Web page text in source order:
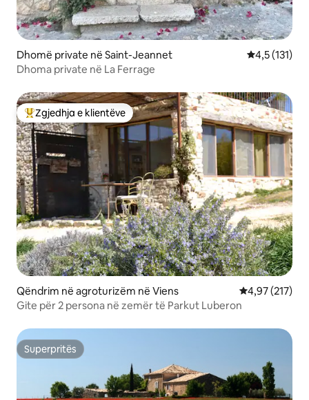
Dhomë private në Saint-Jeannet Vlerësimi
4,5 (131)
Dhoma private në La Ferrage
Më të mirat e zgjedhjeve të klientëve
Zgjedhja e klientëve
Qëndrim në agroturizëm në Viens Vlerësimi
4,97 (217)
Gite për 2 persona në zemër të Parkut Luberon
Superpritës
Superpritës